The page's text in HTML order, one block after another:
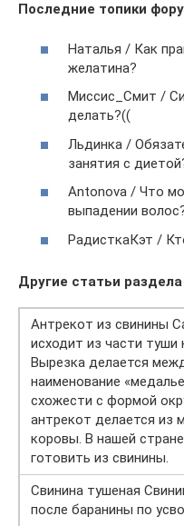
Последние топики
Наталья / Как
желатина?
Миссис_Смит /
делать?((
Льдинка /
занятия с
Antonova / Что
выпадении
РадисткаКэт /
Другие статьи раздела
Антрекот из свинины
исходит из части туши
Вырезка делается
наименование
схожести с формой
антрекот делается из
коровы. В нашей
готовить из свинины.
Свинина тушеная
после баранины по